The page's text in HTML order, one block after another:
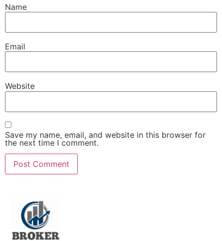
Name
Email
Website
Save my name, email, and website in this browser for
the next time I comment.